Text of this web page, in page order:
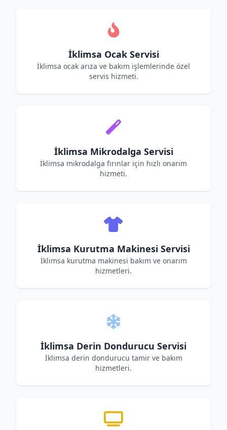
İklimsa Ocak Servisi
İklimsa ocak arıza ve bakım işlemlerinde özel
servis hizmeti.
İklimsa Mikrodalga Servisi
İklimsa mikrodalga fırınlar için hızlı onarım
hizmeti.
İklimsa Kurutma Makinesi Servisi
İklimsa kurutma makinesi bakım ve onarım
hizmetleri.
İklimsa Derin Dondurucu Servisi
İklimsa derin dondurucu tamir ve bakım
hizmetleri.